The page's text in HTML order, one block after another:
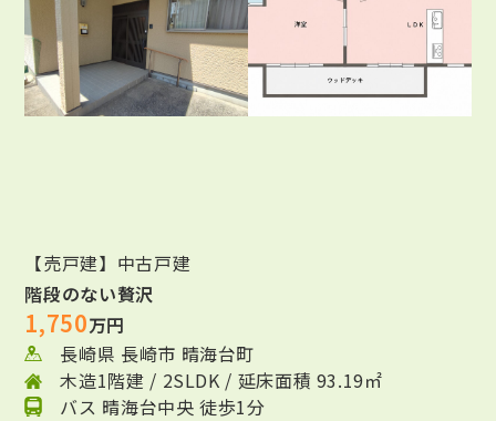
【売戸建】中古戸建
階段のない贅沢
1,750万円
長崎県 長崎市 晴海台町
木造1階建 / 2SLDK / 延床面積 93.19㎡
バス 晴海台中央 徒歩1分